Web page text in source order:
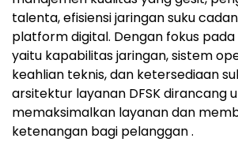
talenta, efisiensi jaringan suku
platform digital. Dengan fokus
yaitu kapabilitas jaringan, sistem
keahlian teknis, dan ketersediaan
arsitektur layanan DFSK dirancang
memaksimalkan layanan dan
ketenangan bagi pelanggan .